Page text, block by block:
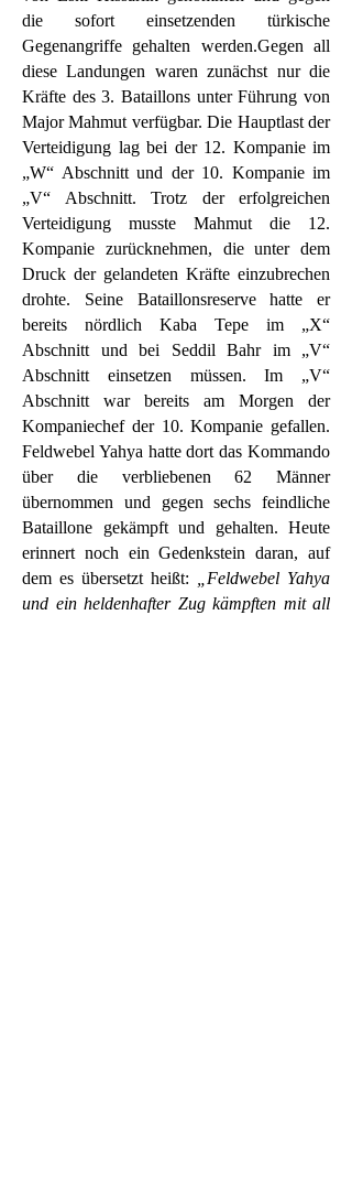
die sofort einsetzenden türkische
Gegenangriffe gehalten werden.Gegen all
diese Landungen waren zunächst nur die
Kräfte des 3. Bataillons unter Führung von
Major Mahmut verfügbar. Die Hauptlast der
Verteidigung lag bei der 12. Kompanie im
„W“ Abschnitt und der 10. Kompanie im
„V“ Abschnitt. Trotz der erfolgreichen
Verteidigung musste Mahmut die 12.
Kompanie zurücknehmen, die unter dem
Druck der gelandeten Kräfte einzubrechen
drohte. Seine Bataillonsreserve hatte er
bereits nördlich Kaba Tepe im „X“
Abschnitt und bei Seddil Bahr im „V“
Abschnitt einsetzen müssen. Im „V“
Abschnitt war bereits am Morgen der
Kompaniechef der 10. Kompanie gefallen.
Feldwebel Yahya hatte dort das Kommando
über die verbliebenen 62 Männer
übernommen und gegen sechs feindliche
Bataillone gekämpft und gehalten. Heute
erinnert noch ein Gedenkstein daran, auf
dem es übersetzt heißt:
„Feldwebel Yahya
und ein heldenhafter Zug kämpften mit all